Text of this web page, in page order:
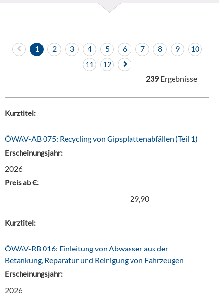
1 2 3 4 5 6 7 8 9
10
11
12
239Ergebnisse
Kurztitel:
ÖWAV-AB 075: Recycling von Gipsplattenabfällen (Teil 1)
Erscheinungsjahr:
2026
Preis ab €:
29,90
Kurztitel:
ÖWAV-RB 016: Einleitung von Abwasser aus der
Betankung, Reparatur und Reinigung von Fahrzeugen
Erscheinungsjahr:
2026